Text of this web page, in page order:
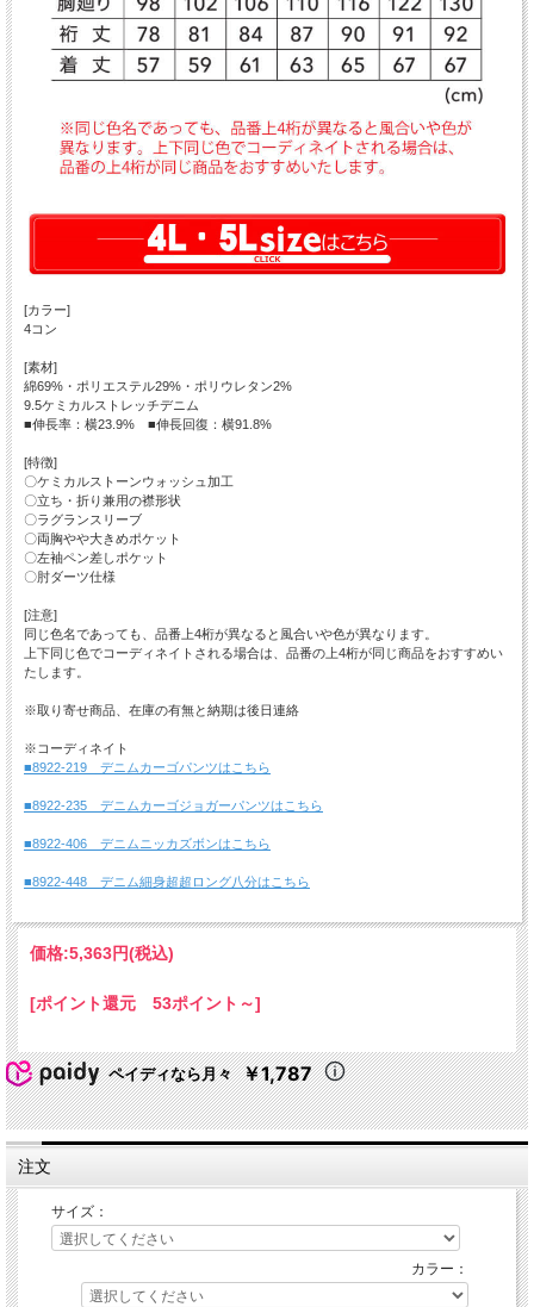
[カラー]
4コン
[素材]
綿69%・ポリエステル29%・ポリウレタン2%
9.5ケミカルストレッチデニム
■伸長率：横23.9% ■伸長回復：横91.8%
[特徴]
〇ケミカルストーンウォッシュ加工
〇立ち・折り兼用の襟形状
〇ラグランスリーブ
〇両胸やや大きめポケット
〇左袖ペン差しポケット
〇肘ダーツ仕様
[注意]
同じ色名であっても、品番上4桁が異なると風合いや色が異なります。
上下同じ色でコーディネイトされる場合は、品番の上4桁が同じ商品をおすすめい
たします。
※取り寄せ商品、在庫の有無と納期は後日連絡
※コーディネイト
■8922-219 デニムカーゴパンツはこちら
■8922-235 デニムカーゴジョガーパンツはこちら
■8922-406 デニムニッカズボンはこちら
■8922-448 デニム細身超超ロング八分はこちら
価格:5,363円(税込)
[ポイント還元 53ポイント～]
ペイディなら月々 ￥1,787
注文
サイズ：
カラー：